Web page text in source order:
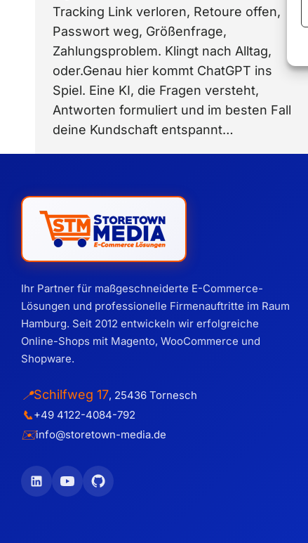
Tracking Link verloren, Retoure offen,
Passwort weg, Größenfrage,
Zahlungsproblem. Klingt nach Alltag,
oder.Genau hier kommt ChatGPT ins
Spiel. Eine KI, die Fragen versteht,
Antworten formuliert und im besten Fall
deine Kundschaft entspannt…
Ihr Partner für maßgeschneiderte E-Commerce-
Lösungen und professionelle Firmenauftritte im Raum
Hamburg. Seit 2012 entwickeln wir erfolgreiche
Online-Shops mit Magento, WooCommerce und
Shopware.
📍Schilfweg 17, 25436 Tornesch
📞+49 4122-4084-792
✉️info@storetown-media.de